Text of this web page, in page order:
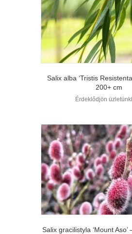
Salix alba ‘Tristis
200+ cm
Érdeklődjön
Salix gracilistyla ‘Mount Aso’